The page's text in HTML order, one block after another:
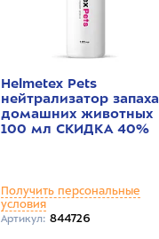
Helmetex Pets
нейтрализатор запаха
домашних животных
100 мл СКИДКА 40%
Получить персональные
условия
Артикул: 844726